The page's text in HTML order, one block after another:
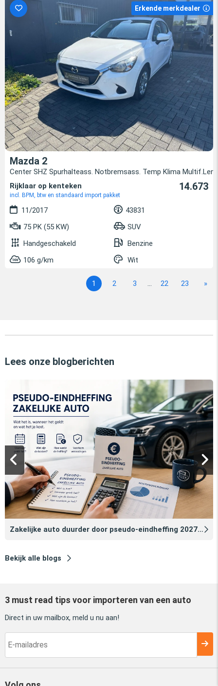
Erkende merkdealer
Mazda 2
Center SHZ Spurhalteass. Notbremsass. Temp Klima
Rijklaar op kenteken
incl. BPM, btw en standaard import pakket
14.673
11/2017
43831
75 PK (55 KW)
SUV
Handgeschakeld
Benzine
106 g/km
Wit
1 2 3 ... 22 23 »
Lees onze blogberichten
Zakelijke auto duurder door pseudo‑eindheffing 2027: zo voorkomt u dat
Bekijk alle blogs
3 must read tips voor importeren van een auto
Direct in uw mailbox, meld u nu aan!